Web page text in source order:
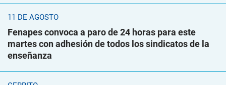
11 DE AGOSTO
Fenapes convoca a paro de 24 horas para este
martes con adhesión de todos los sindicatos de la
enseñanza